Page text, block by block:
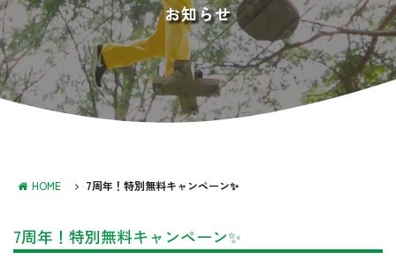
お知らせ
HOME 7周年！特別無料キャンペーン✨
7周年！特別無料キャンペーン✨